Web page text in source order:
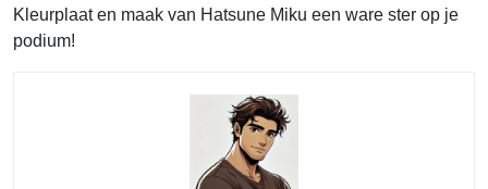
Kleurplaat en maak van Hatsune Miku een ware ster op je
podium!